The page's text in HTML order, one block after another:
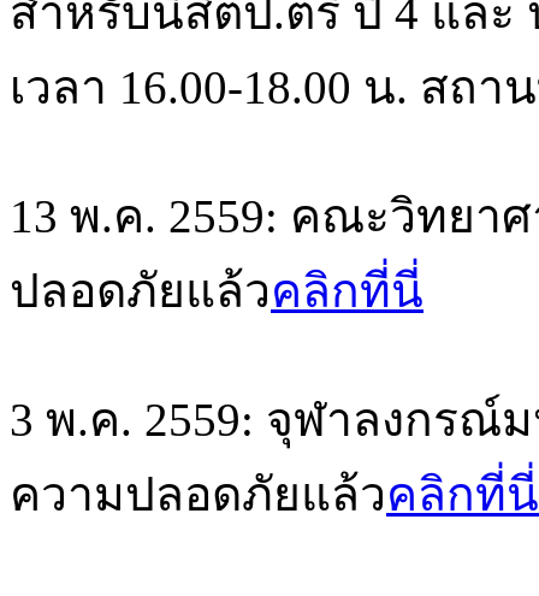
สำหรับนิสิตป.ตรี ปี 4 และ
เวลา 16.00-18.00 น. สถ
13 พ.ค. 2559: คณะวิทยา
ปลอดภัยแล้วคลิกที่นี่
3 พ.ค. 2559: จุฬาลงกรณ์
ความปลอดภัยแล้วคลิกที่นี่